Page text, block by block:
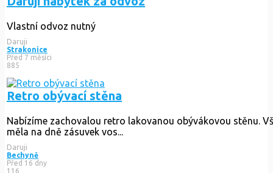
Daruji
Hradec Králové
Před 21 dny
184
Daruji nábytek za odvoz
Daruji
Strakonice
Před 7 měsíci
885